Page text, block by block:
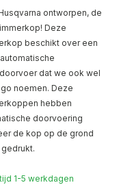
ontworpen, de
Deze
beschikt over een
dat we ook wel
noemen. Deze
hebben
doorvoering
de kop op de grond
1-5 werkdagen